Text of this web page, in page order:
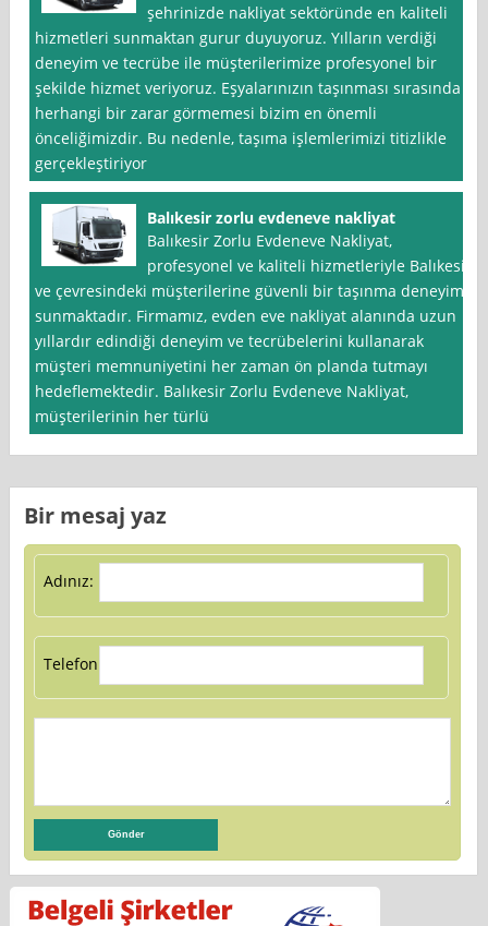
şehrinizde nakliyat sektöründe en kaliteli
hizmetleri sunmaktan gurur duyuyoruz. Yılların verdiği
deneyim ve tecrübe ile müşterilerimize profesyonel bir
şekilde hizmet veriyoruz. Eşyalarınızın taşınması sırasında
herhangi bir zarar görmemesi bizim en önemli
önceliğimizdir. Bu nedenle, taşıma işlemlerimizi titizlikle
gerçekleştiriyor
Balıkesir zorlu evdeneve nakliyat
Balıkesir Zorlu Evdeneve Nakliyat,
profesyonel ve kaliteli hizmetleriyle Balıkesir
ve çevresindeki müşterilerine güvenli bir taşınma deneyimi
sunmaktadır. Firmamız, evden eve nakliyat alanında uzun
yıllardır edindiği deneyim ve tecrübelerini kullanarak
müşteri memnuniyetini her zaman ön planda tutmayı
hedeflemektedir. Balıkesir Zorlu Evdeneve Nakliyat,
müşterilerinin her türlü
Bir mesaj yaz
Adınız:
Telefon: